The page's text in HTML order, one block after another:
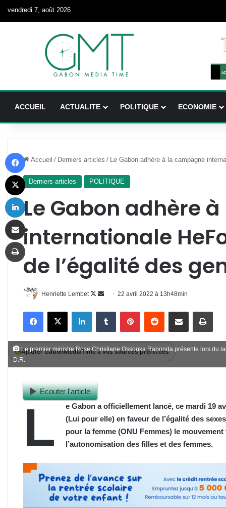
vendredi 7, août 2026
ACCUEIL ACTUALITE POLITIQUE ECONOMIE
Accueil / Derniers articles / Le Gabon adhère à la campagne
Derniers articles POLITIQUE
Le Gabon adhère
internationale
de l’égalité des
Henriette Lembet
Follow
Envoyer
courriel
22 avril 2022 à 13h48min
FacebookX LinkedinTumblr PinterestReddit Partager par email
Ajouter GabonMediaTime à vos sources préférées
Le premier ministre Rose Christiane Ossouka Raponda présente lors du
D.R.
Ecouter l'article
L
e Gabon a officiellement lancé, ce mardi 19
(Lui pour elle) en faveur de l’égalité des
pour la femme (ONU Femmes) le
l’autonomisation des filles et des femmes.
X
Imprimer